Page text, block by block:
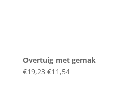
Overtuig met gemak
€19,23 Original
€11,54Current